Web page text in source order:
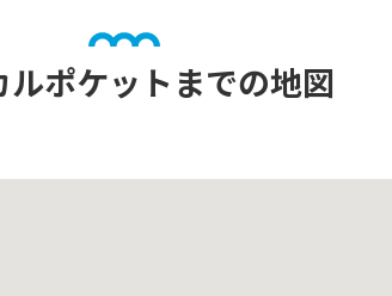
ルポケットまでの地図